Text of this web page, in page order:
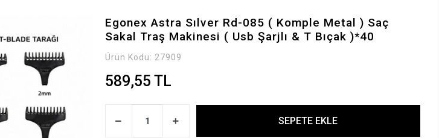
Egonex Astra Sılver Rd-085 ( Komple Metal ) Saç
Sakal Traş Makinesi ( Usb Şarjlı & T Bıçak )*40
Ürün Kodu: 27909
589,55 TL
SEPETE EKLE